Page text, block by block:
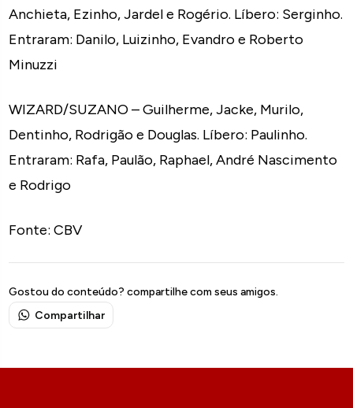
Anchieta, Ezinho, Jardel e Rogério. Líbero: Serginho.
Entraram: Danilo, Luizinho, Evandro e Roberto
Minuzzi
WIZARD/SUZANO – Guilherme, Jacke, Murilo,
Dentinho, Rodrigão e Douglas. Líbero: Paulinho.
Entraram: Rafa, Paulão, Raphael, André Nascimento
e Rodrigo
Fonte: CBV
Gostou do conteúdo? compartilhe com seus amigos.
Compartilhar